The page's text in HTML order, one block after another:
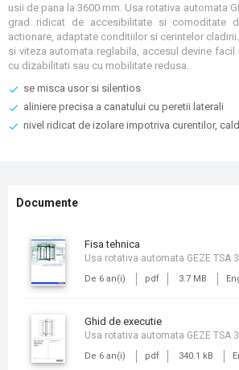
usii de pana la 3600 mm. Usa rotativa automata
grad ridicat de accesibilitate si comoditate
actionare, adaptate conditiilor si cerintelor
si viteza automata reglabila, accesul devine
cu dizabilitati sau cu mobilitate redusa.
se misca usor si silentios
aliniere precisa a canatului cu peretii laterali
nivel ridicat de izolare impotriva curentilor,
Documente
fisa tehnica
De 6 an(i) pdf 3.7 MB
Usa rotativa automata GEZE TSA
ghid de executie
De 6 an(i) pdf 340.1 kB
Usa rotativa automata GEZE TSA